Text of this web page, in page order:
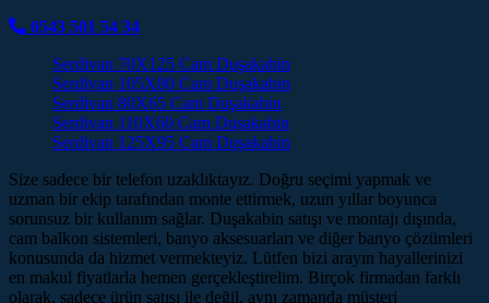
0543 501 54 34
Serdivan 70X125 Cam Duşakabin
Serdivan 105X80 Cam Duşakabin
Serdivan 80X65 Cam Duşakabin
Serdivan 110X60 Cam Duşakabin
Serdivan 125X95 Cam Duşakabin
Size sadece bir telefon uzaklıktayız. Doğru seçimi yapmak ve
uzman bir ekip tarafından monte ettirmek, uzun yıllar boyunca
sorunsuz bir kullanım sağlar. Duşakabin satışı ve montajı dışında,
cam balkon sistemleri, banyo aksesuarları ve diğer banyo çözümleri
konusunda da hizmet vermekteyiz. Lütfen bizi arayın hayallerinizi
en makul fiyatlarla hemen gerçekleştirelim. Birçok firmadan farklı
olarak, sadece ürün satışı ile değil, aynı zamanda müşteri